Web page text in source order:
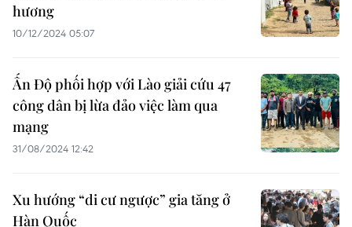
hương
10/12/2024 05:07
Ấn Độ phối hợp với Lào giải cứu 47
công dân bị lừa đảo việc làm qua
mạng
31/08/2024 12:42
Xu hướng “di cư ngược” gia tăng ở
Hàn Quốc